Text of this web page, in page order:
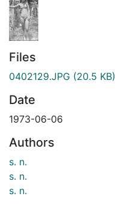
Files
0402129.JPG (20.5 KB)
Date
1973-06-06
Authors
s. n.
s. n.
s. n.